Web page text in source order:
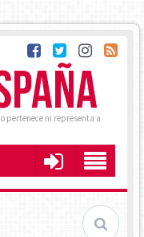
pertenece ni representa a